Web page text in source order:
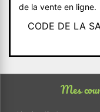
de la vente en ligne.
CODE DE LA
Mes